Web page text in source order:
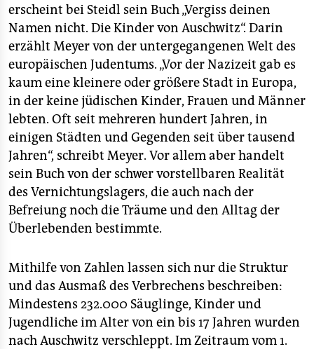
erscheint bei Steidl sein Buch „Vergiss deinen
Namen nicht. Die Kinder von Auschwitz“. Darin
erzählt Meyer von der untergegangenen Welt des
europäischen Judentums. „Vor der Nazizeit gab es
kaum eine kleinere oder größere Stadt in Europa,
in der keine jüdischen Kinder, Frauen und Männer
lebten. Oft seit mehreren hundert Jahren, in
einigen Städten und Gegenden seit über tausend
Jahren“, schreibt Meyer. Vor allem aber handelt
sein Buch von der schwer vorstellbaren Realität
des Vernichtungslagers, die auch nach der
Befreiung noch die Träume und den Alltag der
Überlebenden bestimmte.
Mithilfe von Zahlen lassen sich nur die Struktur
und das Ausmaß des Verbrechens beschreiben:
Mindestens 232.000 Säuglinge, Kinder und
Jugendliche im Alter von ein bis 17 Jahren wurden
nach Auschwitz verschleppt. Im Zeitraum vom 1.